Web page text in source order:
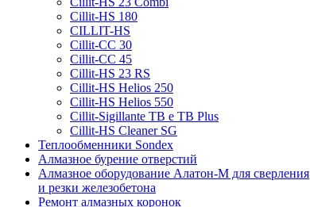
Cillit-HS 180
CILLIT-HS
Cillit-CC 30
Cillit-CC 45
Cillit-HS 23 RS
Cillit-HS Helios 250
Cillit-HS Helios 550
Cillit-Sigillante TB e TB Plus
Cillit-HS Cleaner SG
Теплообменники Sondex
Алмазное бурение отверстий
Алмазное оборудование Алатон-М для сверления
и резки железобетона
Ремонт алмазных коронок